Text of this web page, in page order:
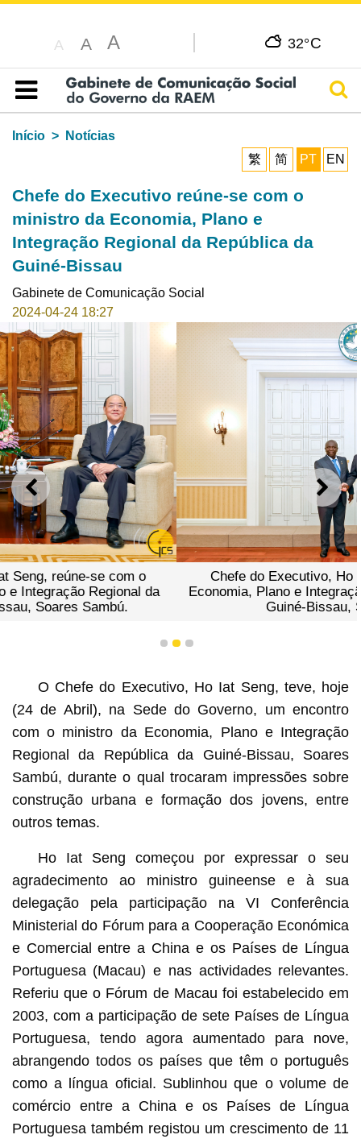
A A A 32°C
Índice
Início
Notícias
繁
简 PT EN
Chefe do Executivo reúne-se com o
ministro da Economia, Plano e
Integração Regional da República da
Guiné-Bissau
Gabinete de Comunicação Social
2024-04-24 18:27
ANTERIOR
Chefe do Executivo, Ho Iat Seng, e o ministro da
Economia, Plano e Integração Regional da República da
Guiné-Bissau, Soares Sambú.
1 2 3
O Chefe do Executivo, Ho Iat Seng, teve, hoje
(24 de Abril), na Sede do Governo, um encontro
com o ministro da Economia, Plano e Integração
Regional da República da Guiné-Bissau, Soares
Sambú, durante o qual trocaram impressões sobre
construção urbana e formação dos jovens, entre
outros temas.
Ho Iat Seng começou por expressar o seu
agradecimento ao ministro guineense e à sua
delegação pela participação na VI Conferência
Ministerial do Fórum para a Cooperação Económica
e Comercial entre a China e os Países de Língua
Portuguesa (Macau) e nas actividades relevantes.
Referiu que o Fórum de Macau foi estabelecido em
2003, com a participação de sete Países de Língua
Portuguesa, tendo agora aumentado para nove,
abrangendo todos os países que têm o português
como a língua oficial. Sublinhou que o volume de
comércio entre a China e os Países de Língua
Portuguesa também registou um crescimento de 11